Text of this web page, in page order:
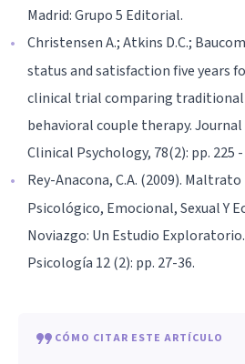
Madrid: Grupo 5 Editorial.
Christensen A.; Atkins D.C.;
status and satisfaction five years
clinical trial comparing
behavioral couple therapy.
Clinical Psychology, 78(2): pp. 225 -
Rey-Anacona, C.A. (2009).
Psicológico, Emocional, Sexual Y
Noviazgo: Un Estudio
Psicología 12 (2): pp. 27-36.
CÓMO CITAR ESTE ARTÍCULO